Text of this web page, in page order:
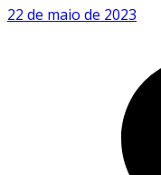
22 de maio de 2023